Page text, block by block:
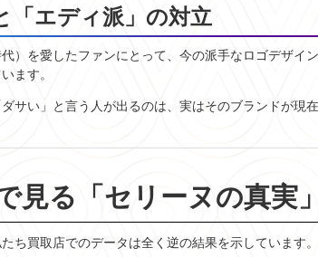
エディ派」の対立
）を愛したファンにとって、今の派手なロゴデザイ
ます。
ダサい」と言う人が出るのは、実はそのブランドが現
見る「セリーヌの真実」
ち買取店でのデータは全く逆の結果を示しています。